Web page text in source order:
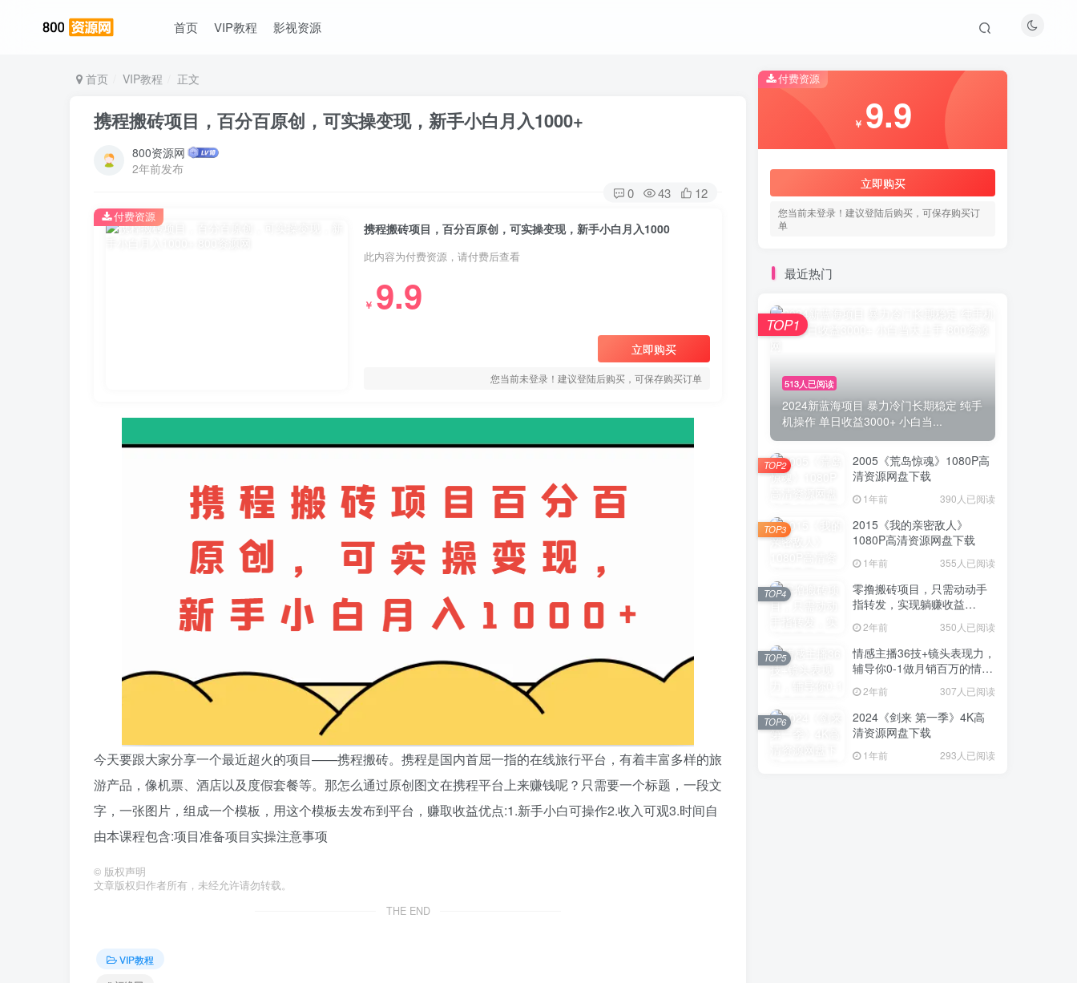
首页 VIP教程 影视资源
首页 VIP教程 正文
携程搬砖项目，百分百原创，可实操变现，新手小白月入1000+
800资源网
2年前发布
0 43 12
携程搬砖项目，百分百原创，可实操变现，新手小白月入1000
此内容为付费资源，请付费后查看
￥ 9.9
立即购买
您当前未登录！建议登陆后购买，可保存购买订单
付费资源
今天要跟大家分享一个最近超火的项目——携程搬砖。携程是国内首屈一指的在线旅行平台，有着丰富多样的旅
游产品，像机票、酒店以及度假套餐等。那怎么通过原创图文在携程平台上来赚钱呢？只需要一个标题，一段文
字，一张图片，组成一个模板，用这个模板去发布到平台，赚取收益优点:1.新手小白可操作2.收入可观3.时间自
由本课程包含:项目准备项目实操注意事项
© 版权声明
文章版权归作者所有，未经允许请勿转载。
THE END
VIP教程
付费资源
￥ 9.9
立即购买
您当前未登录！建议登陆后购买，可保存购买订
单
最近热门
513人已阅读
2024新蓝海项目 暴力冷门长期稳定 纯手
机操作 单日收益3000+ 小白当...
TOP1
2005《荒岛惊魂》1080P高
清资源网盘下载
1年前 390人已阅读
TOP2
2015《我的亲密敌人》
1080P高清资源网盘下载
1年前 355人已阅读
TOP3
零撸搬砖项目，只需动动手
指转发，实现躺赚收益
2年前 350人已阅读
TOP4
情感主播36技+镜头表现力，
辅导你0-1做月销百万的情感
2年前 307人已阅读
TOP5
2024《剑来 第一季》4K高
清资源网盘下载
1年前 293人已阅读
TOP6